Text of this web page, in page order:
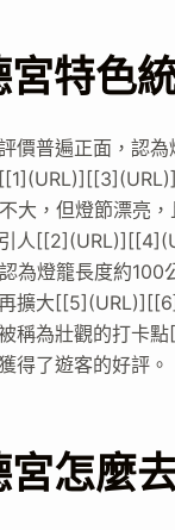
特色
價普遍正面，認
大，但燈節漂亮
人
為燈籠長度約100
擴大
稱為壯觀的打卡
得了遊客的好評。
怎麼